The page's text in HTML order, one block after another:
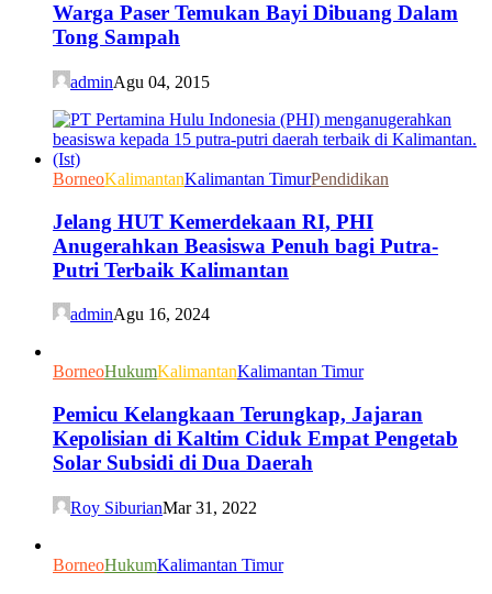
Warga Paser Temukan Bayi Dibuang Dalam
Tong Sampah
adminAgu 04, 2015
BorneoKalimantanKalimantan TimurPendidikan
Jelang HUT Kemerdekaan RI, PHI
Anugerahkan Beasiswa Penuh bagi Putra-
Putri Terbaik Kalimantan
adminAgu 16, 2024
BorneoHukumKalimantanKalimantan Timur
Pemicu Kelangkaan Terungkap, Jajaran
Kepolisian di Kaltim Ciduk Empat Pengetab
Solar Subsidi di Dua Daerah
Roy SiburianMar 31, 2022
BorneoHukumKalimantan Timur